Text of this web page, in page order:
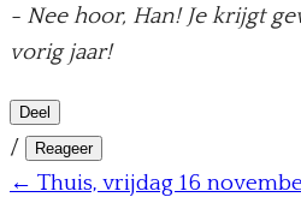
- Nee hoor, Han! Je krijgt
vorig jaar!
Deel
/ Reageer
← Thuis, vrijdag 16